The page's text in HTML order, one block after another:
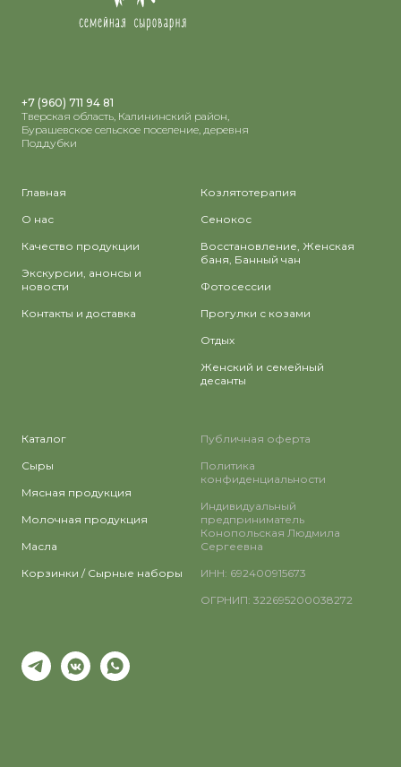
+7 (960) 711 94 81
Тверская область, Калининский район,
Бурашевское сельское поселение, деревня
Поддубки
Главная
О нас
Качество продукции
Экскурсии, анонсы и
новости
Контакты и доставка
Козлятотерапия
Сенокос
Восстановление, Женская
баня, Банный чан
Фотосессии
Прогулки с козами
Отдых
Женский и семейный
десанты
Каталог
Сыры
Мясная продукция
Молочная продукция
Масла
Корзинки / Сырные наборы
Публичная оферта
Политика
конфиденциальности
Индивидуальный
предприниматель
Конопольская Людмила
Сергеевна
ИНН: 692400915673
ОГРНИП: 322695200038272